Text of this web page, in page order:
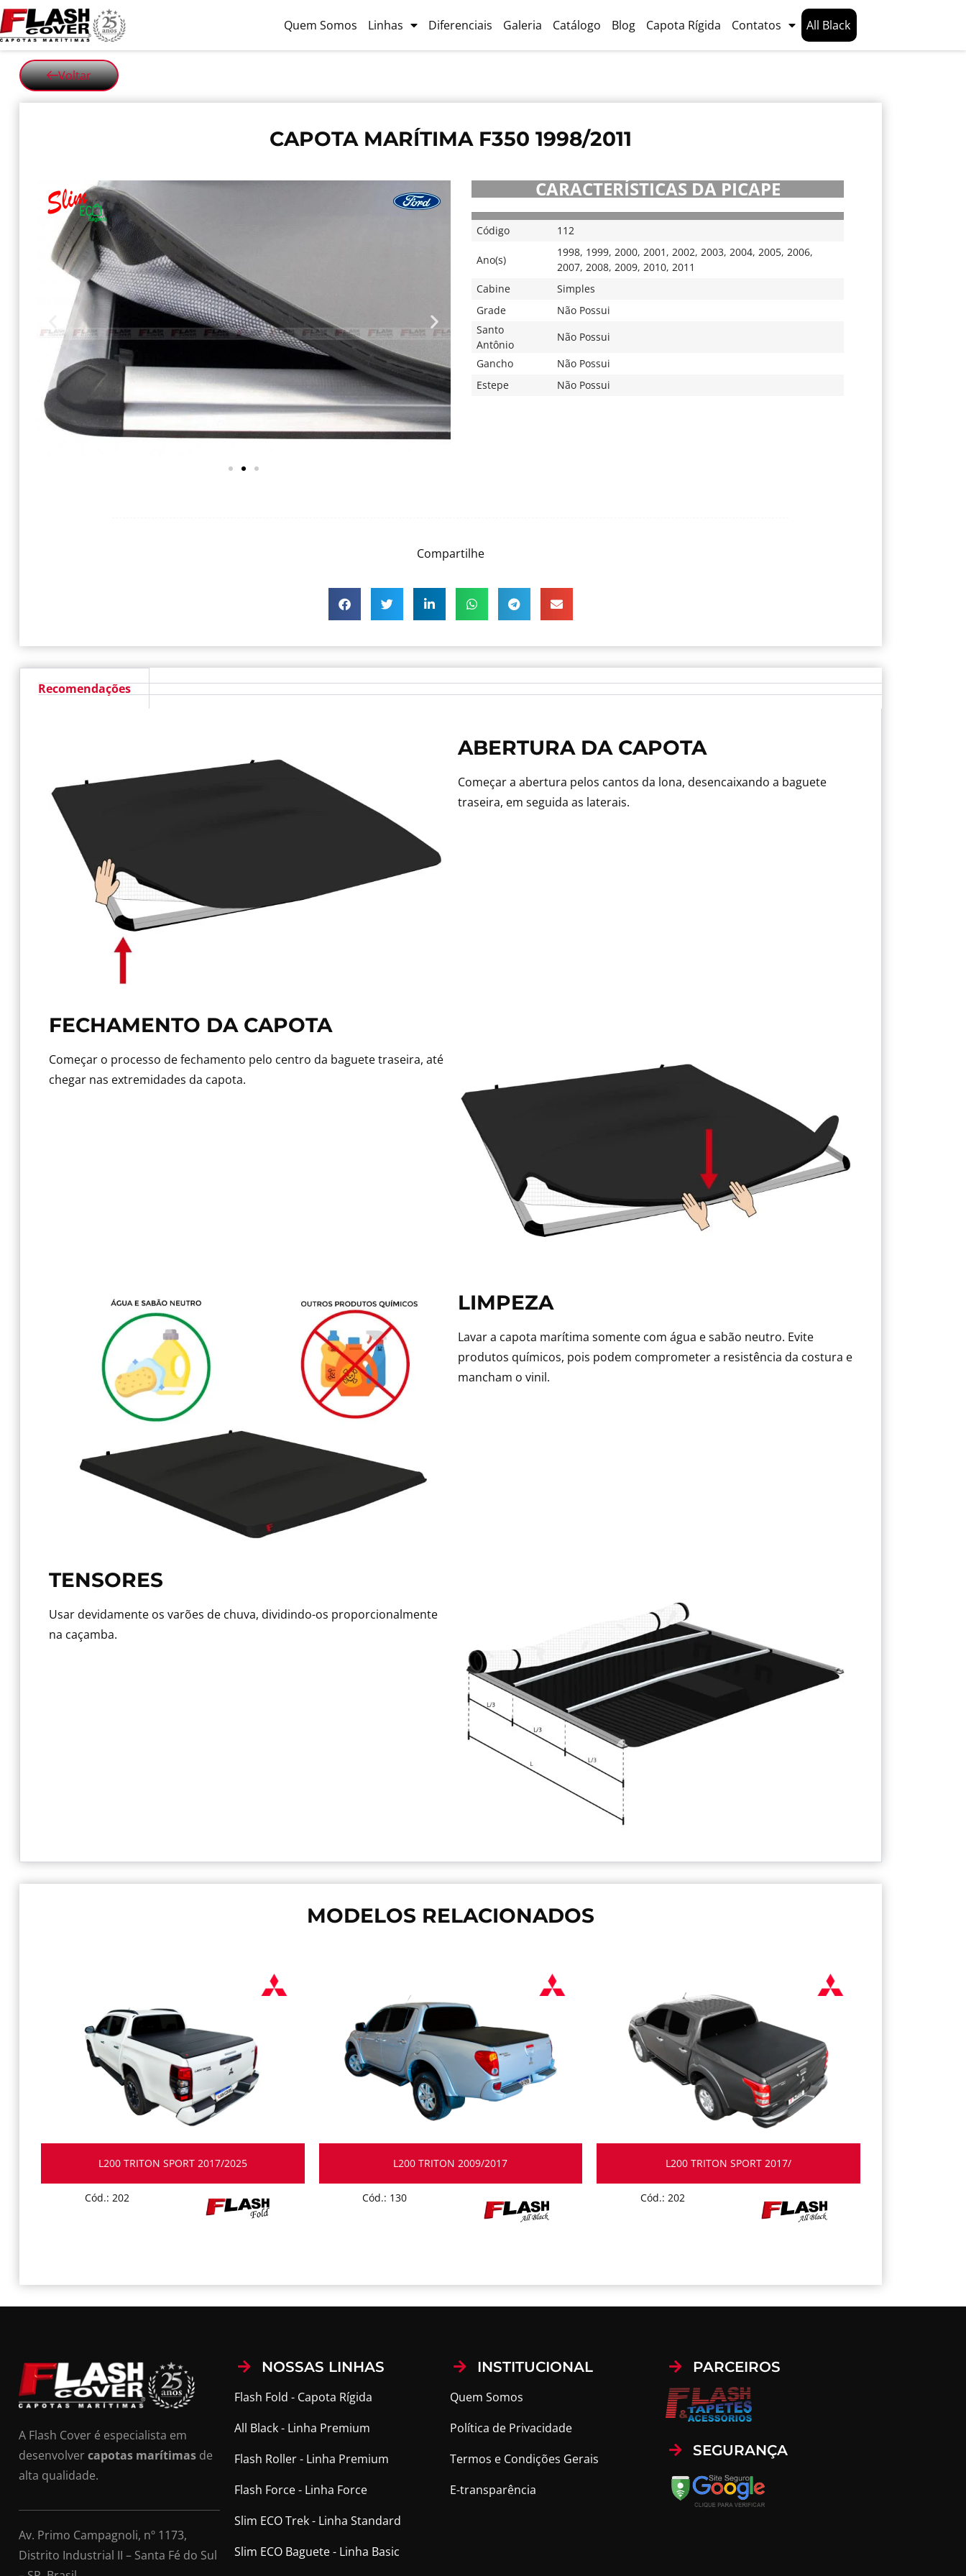
Quem Somos Linhas Diferenciais Galeria Catálogo Blog Capota Rígida Contatos All Black
Voltar
CAPOTA MARÍTIMA F350 1998/2011
CARACTERÍSTICAS DA PICAPE
Código 112
Ano(s)
1998, 1999, 2000, 2001 , 2002, 2003, 2004, 2005, 2006,
2007, 2008, 2009, 2010, 2011
Cabine
Simples
Grade
Não Possui
Santo
Antônio
Não Possui
Gancho
Não Possui
Estepe
Não Possui
Compartilhe
Recomendações
ABERTURA DA CAPOTA
Começar a abertura pelos cantos da lona, desencaixando a baguete
traseira, em seguida as laterais.
FECHAMENTO DA CAPOTA
Começar o processo de fechamento pelo centro da baguete traseira, até
chegar nas extremidades da capota.
LIMPEZA
Lavar a capota marítima somente com água e sabão neutro. Evite
produtos químicos, pois podem comprometer a resistência da costura e
mancham o vinil.
TENSORES
Usar devidamente os varões de chuva, dividindo-os proporcionalmente
na caçamba.
MODELOS RELACIONADOS
L200 TRITON SPORT 2017/2025
Cód.: 202
L200 TRITON 2009/2017
Cód.: 130
L200 TRITON SPORT 2017/
Cód.: 202
A Flash Cover é especialista em
desenvolvercapotas marítimas de
alta qualidade.
Av. Primo Campagnoli, nº 1173,
Distrito Industrial II – Santa Fé do Sul
NOSSAS LINHAS
Flash Fold - Capota Rígida
All Black - Linha Premium
Flash Roller - Linha Premium
Flash Force - Linha Force
Slim ECO Trek - Linha Standard
Slim ECO Baguete - Linha Basic
INSTITUCIONAL
Quem Somos
Política de Privacidade
Termos e Condições Gerais
E-transparência
PARCEIROS
SEGURANÇA